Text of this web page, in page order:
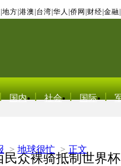
地方 港澳 台湾 华人 侨网 财经 金融
国内 社会 国际
> 地球很忙 > 正文
民众裸骑抵制世界杯